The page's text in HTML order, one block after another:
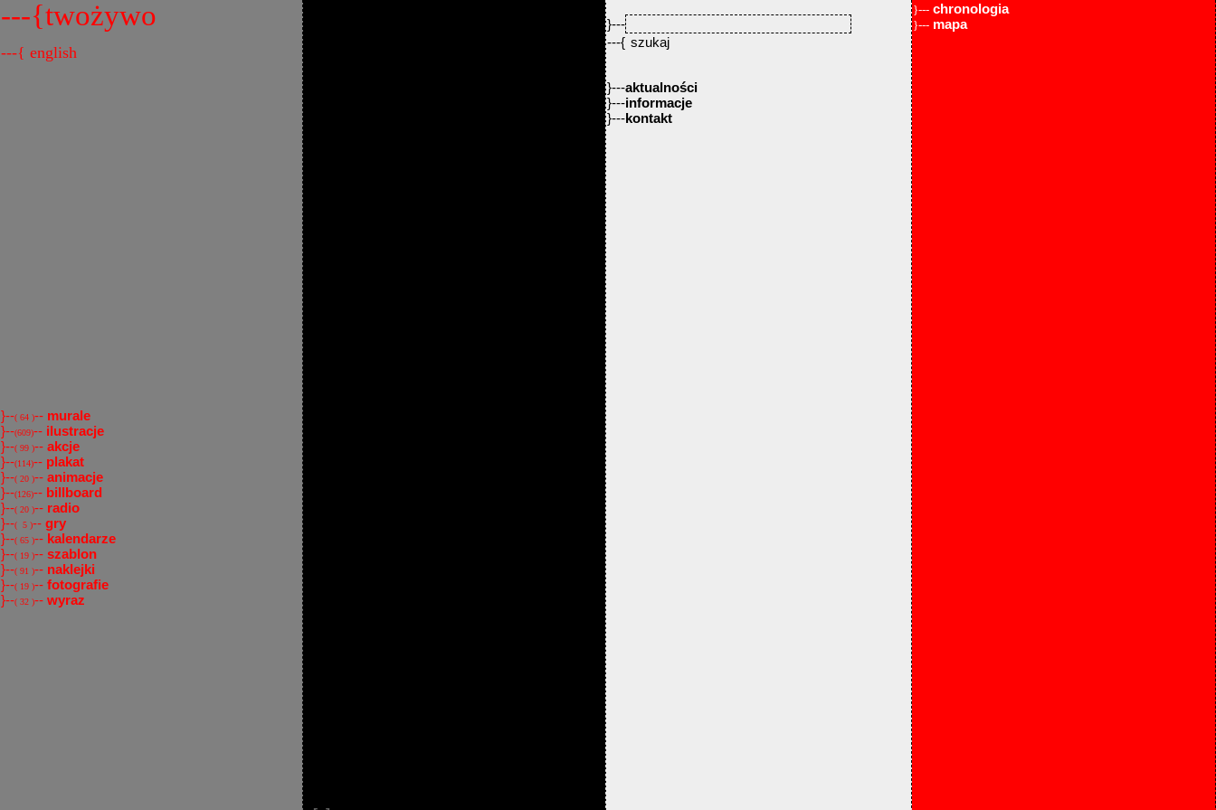
---{twożywo
---{ english
}--( 64 )-- murale
}--(609)-- ilustracje
}--( 99 )-- akcje
}--(114)-- plakat
}--( 20 )-- animacje
}--(126)-- billboard
}--( 20 )-- radio
}--( 5 )-- gry
}--( 65 )-- kalendarze
}--( 19 )-- szablon
}--( 91 )-- naklejki
}--( 19 )-- fotografie
}--( 32 )-- wyraz
}---
---{
}---aktualności
}---informacje
}---kontakt
}--- chronologia
}--- mapa